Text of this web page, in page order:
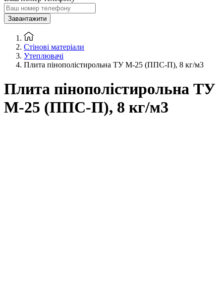
Завантажити
Стінові матеріали
Утеплювачі
Плита пінополістирольна ТУ М-25 (ППС-П), 8 кг/м3
Плита пінополістирольна ТУ
М-25 (ППС-П), 8 кг/м3